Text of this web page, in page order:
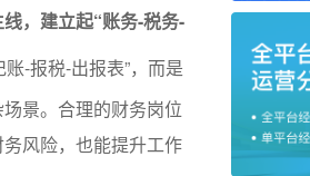
，建立起“账务-税务-
-报税-出报表”，而是
景。合理的财务岗位
风险，也能提升工作